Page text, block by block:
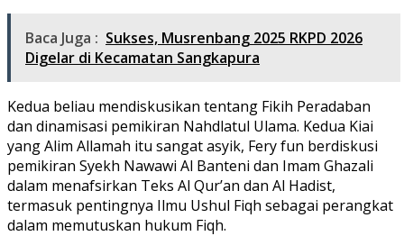
Baca Juga : Sukses, Musrenbang 2025 RKPD 2026
Digelar di Kecamatan Sangkapura
Kedua beliau mendiskusikan tentang Fikih Peradaban
dan dinamisasi pemikiran Nahdlatul Ulama. Kedua Kiai
yang Alim Allamah itu sangat asyik, Fery fun berdiskusi
pemikiran Syekh Nawawi Al Banteni dan Imam Ghazali
dalam menafsirkan Teks Al Qur’an dan Al Hadist,
termasuk pentingnya Ilmu Ushul Fiqh sebagai perangkat
dalam memutuskan hukum Fiqh.